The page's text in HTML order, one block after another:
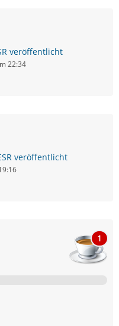
veröffentlicht
22:34
veröffentlicht
1